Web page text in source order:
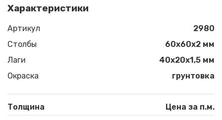
Характеристики
Артикул
2980
Столбы
60х60х2 мм
Лаги
40х20х1,5 мм
Окраска
грунтовка
Толщина Цена за п.м.